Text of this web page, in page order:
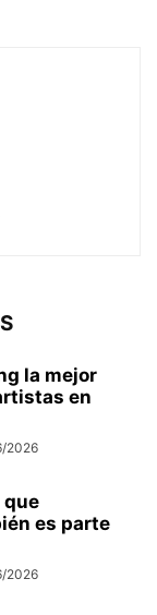
la mejor
en
2026
que
es parte
2026